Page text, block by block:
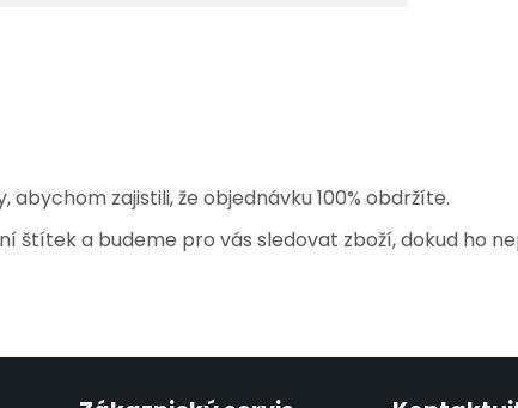
zajistili, že objednávku 100% obdržíte.
štítek a budeme pro vás sledovat zboží, dokud ho